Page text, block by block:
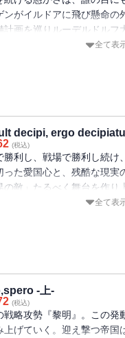
ンがイルドアに飛び懸命の
計画を巡りルーデルドルフ
ゼートゥーア大将は必要の
全て表
decipi, ergo
(税込)
勝利し、戦場で勝利し続け
った愛国心と、残酷な現実
の敵」たるべく舞台を作り
い参謀本部の責任者として
全て表
‐上‐
(税込)
戦略攻勢『黎明』。この発
上げていく。迎え撃つ帝国